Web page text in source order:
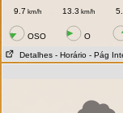
9.7 km/h 13.3 km/h
OSO O
Detalhes - Horário - Pág